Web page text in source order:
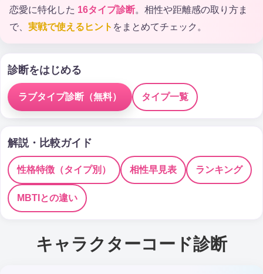
恋愛に特化した 16タイプ診断。相性や距離感の取り方ま
で、 実戦で使えるヒント をまとめてチェック。
診断をはじめる
ラブタイプ診断（無料） タイプ一覧
解説・比較ガイド
性格特徴（タイプ別） 相性早見表 ランキング
MBTIとの違い
キャラクターコード診断